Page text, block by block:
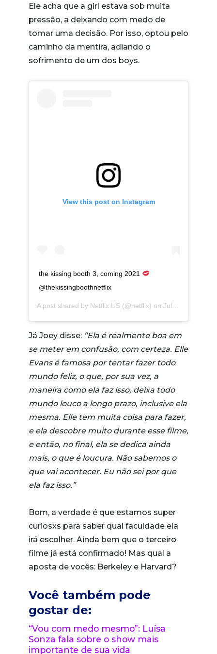
Ele acha que a girl estava sob muita
pressão, a deixando com medo de
tomar uma decisão. Por isso, optou pelo
caminho da mentira, adiando o
sofrimento de um dos boys.
View this post on Instagram
the kissing booth 3, coming 2021
@thekissingboothnetflix
A post shared by Netflix US (@netflix) on Jul 26, 2020 at 1:33pm PDT
Já Joey disse: “Ela é realmente boa em
se meter em confusão, com certeza. Elle
Evans é famosa por tentar fazer todo
mundo feliz, o que, por sua vez, a
maneira como ela faz isso, deixa todo
mundo louco a longo prazo, inclusive ela
mesma. Elle tem muita coisa para fazer,
e ela descobre muito durante esse filme,
e então, no final, ela se dedica ainda
mais, o que é loucura. Não sabemos o
que vai acontecer. Eu não sei por que
ela faz isso.”
Bom, a verdade é que estamos super
curiosxs para saber qual faculdade ela
irá escolher. Ainda bem que o terceiro
filme já está confirmado! Mas qual a
aposta de vocês: Berkeley e Harvard?
Você também pode
gostar de:
“Vou com medo mesmo”: Luísa
Sonza fala sobre o show mais
importante de sua vida